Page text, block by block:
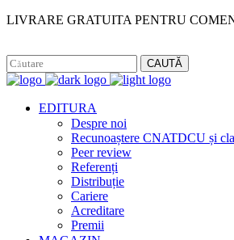
LIVRARE GRATUITA PENTRU
CAUTĂ
EDITURA
Despre noi
Recunoaștere CNATDCU și
Peer review
Referenți
Distribuție
Cariere
Acreditare
Premii